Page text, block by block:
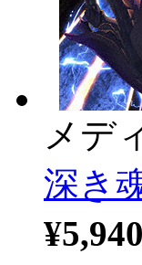
メデ
深き
¥5,940